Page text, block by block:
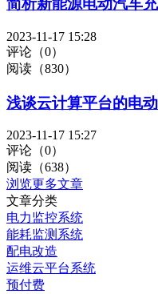
简析新能源电动汽车
2023-11-17 15:28
评论（0）
阅读（830）
浅谈云计算平台的电
2023-11-17 15:27
评论（0）
阅读（638）
浏览更多文章
文章分类
电力监控系统
能耗监测系统
配电改造
运维云平台系统
预付费